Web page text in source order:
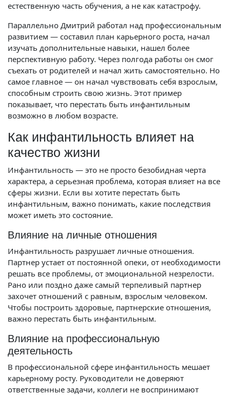
естественную часть обучения, а не как катастрофу.
Параллельно Дмитрий работал над профессиональным
развитием — составил план карьерного роста, начал
изучать дополнительные навыки, нашел более
перспективную работу. Через полгода работы он смог
съехать от родителей и начал жить самостоятельно. Но
самое главное — он начал чувствовать себя взрослым,
способным строить свою жизнь. Этот пример
показывает, что перестать быть инфантильным
возможно в любом возрасте.
Как инфантильность влияет на
качество жизни
Инфантильность — это не просто безобидная черта
характера, а серьезная проблема, которая влияет на все
сферы жизни. Если вы хотите перестать быть
инфантильным, важно понимать, какие последствия
может иметь это состояние.
Влияние на личные отношения
Инфантильность разрушает личные отношения.
Партнер устает от постоянной опеки, от необходимости
решать все проблемы, от эмоциональной незрелости.
Рано или поздно даже самый терпеливый партнер
захочет отношений с равным, взрослым человеком.
Чтобы построить здоровые, партнерские отношения,
важно перестать быть инфантильным.
Влияние на профессиональную
деятельность
В профессиональной сфере инфантильность мешает
карьерному росту. Руководители не доверяют
ответственные задачи, коллеги не воспринимают